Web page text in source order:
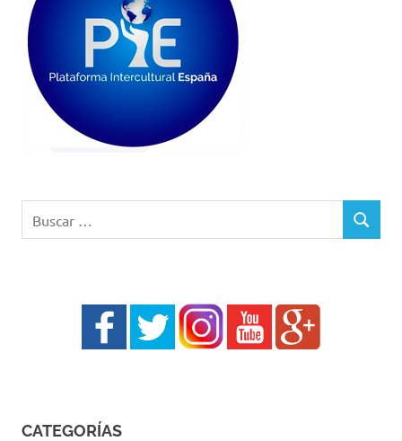
BUSCAR
CATEGORÍAS